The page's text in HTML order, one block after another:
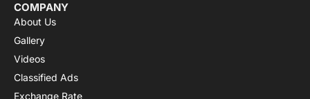
COMPANY
About Us
Gallery
Videos
Classified Ads
Exchange Rate